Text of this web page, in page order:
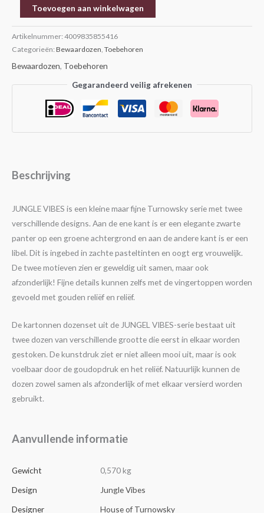
Toevoegen aan winkelwagen
Artikelnummer: 4009835855416
Categorieën: Bewaardozen Toebehoren
Bewaardozen, Toebehoren
Gegarandeerd veilig afrekenen
Beschrijving
JUNGLE VIBES is een kleine maar fijne Turnowsky serie met twee
verschillende designs. Aan de ene kant is er een elegante zwarte
panter op een groene achtergrond en aan de andere kant is er een
libel. Dit is ingebed in zachte pasteltinten en oogt erg vrouwelijk.
De twee motieven zien er geweldig uit samen, maar ook
afzonderlijk! Fijne details kunnen zelfs met de vingertoppen worden
gevoeld met gouden reliëf en reliëf.
De kartonnen dozenset uit de JUNGEL VIBES-serie bestaat uit
twee dozen van verschillende grootte die eerst in elkaar worden
gestoken. De kunstdruk ziet er niet alleen mooi uit, maar is ook
voelbaar door de goudopdruk en het reliëf. Natuurlijk kunnen de
dozen zowel samen als afzonderlijk of met elkaar versierd worden
gebruikt.
Aanvullende informatie
Gewicht
0,570 kg
Design
Jungle Vibes
Designer
House of Turnowsky